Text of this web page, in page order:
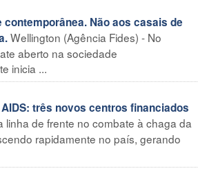
contemporânea. Não aos casais de
Wellington (Agência Fides) - No
aberto na sociedade
inicia ...
AIDS: três novos centros financiados
linha de frente no combate à chaga da
rapidamente no país, gerando